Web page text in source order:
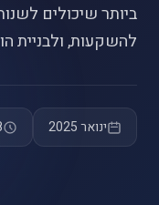
ביותר שיכולים
להשקעות, ולבניית
ינואר 2025 8